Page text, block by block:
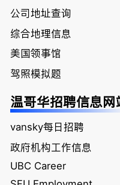
公司地址查询
综合地理信息
美国领事馆
驾照模拟题
温哥华招聘信息网
vansky每日招聘
政府机构工作信息
UBC Career